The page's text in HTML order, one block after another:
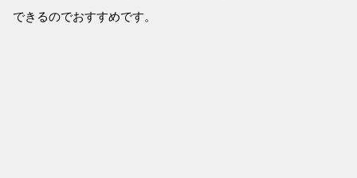
できるのでおすすめです。